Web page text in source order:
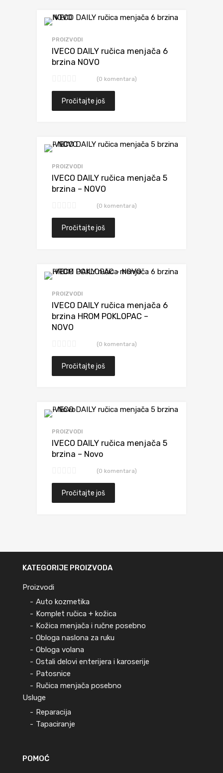
PROIZVODI
IVECO DAILY ručica menjača 6
brzina NOVO
(0 komentara)
Pročitajte još
PROIZVODI
IVECO DAILY ručica menjača 5
brzina – NOVO
(0 komentara)
Pročitajte još
PROIZVODI
IVECO DAILY ručica menjača 6
brzina HROM POKLOPAC –
NOVO
(0 komentara)
Pročitajte još
PROIZVODI
IVECO DAILY ručica menjača 5
brzina – Novo
(0 komentara)
Pročitajte još
KATEGORIJE PROIZVODA
Proizvodi
Auto kozmetika
Komplet ručica + kožica
Kožica menjača i ručne posebno
Obloga naslona za ruku
Obloga volana
Ostali delovi enterijera i karoserije
Patosnice
Ručica menjača posebno
Usluge
Reparacija
Tapaciranje
POMOĆ